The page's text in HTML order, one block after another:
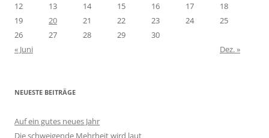
12
13 14 15 16 17
18
19
20 21 22 23 24
25
26
27 28 29
30
« Juni
Dez. »
NEUESTE BEITRÄGE
Auf ein gutes neues Jahr
Die schweigende Mehrheit wird laut